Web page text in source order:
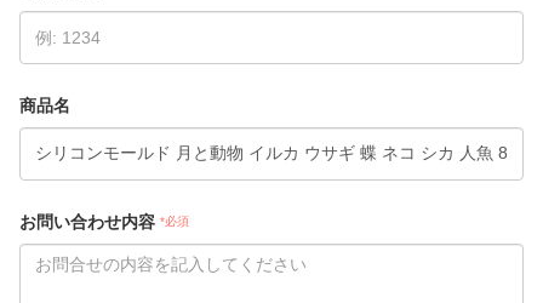
商品名
お問い合わせ内容 *必須